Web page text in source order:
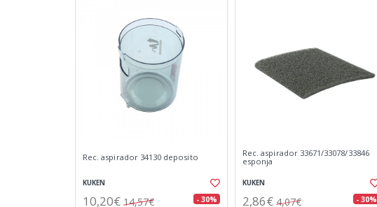
Rec. aspirador 34130 deposito
KUKEN
10,20€ 14,57€ - 30%
Rec. aspirador 33671/33078/33846
esponja
KUKEN
2,86€ 4,07€ - 30%